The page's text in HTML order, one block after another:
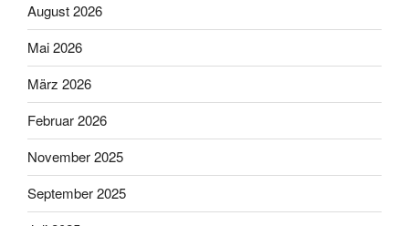
August 2026
Mai 2026
März 2026
Februar 2026
November 2025
September 2025